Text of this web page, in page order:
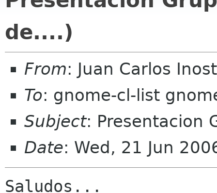
de....)
From: Juan Carlos
To: gnome-cl-list
Subject: Presentacion
Date: Wed, 21 Jun
Saludos...